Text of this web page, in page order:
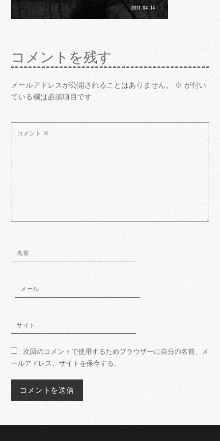
コメントを残す
メールアドレスが公開されることはありません。 ※ が付い
ている欄は必須項目です
コメント ※
名前
メール
サイト
次回のコメントで使用するためブラウザーに自分の名前、メ
ールアドレス、サイトを保存する。